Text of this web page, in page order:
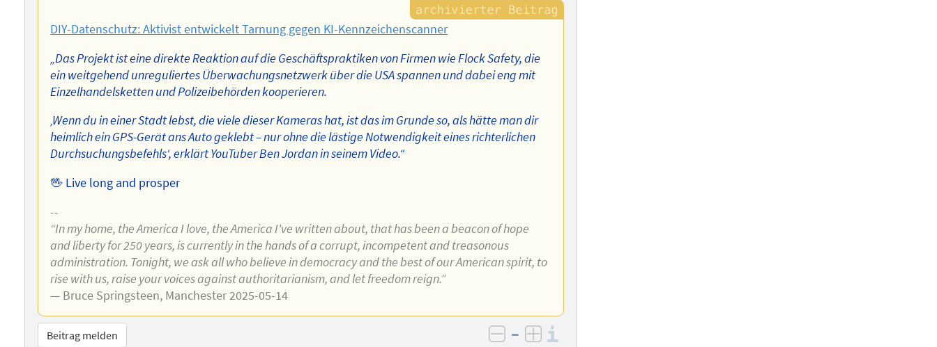
DIY-Datenschutz: Aktivist entwickelt Tarnung gegen KI-Kennzeichenscanner
„Das Projekt ist eine direkte Reaktion auf die Geschäftspraktiken von Firmen wie Flock Safety, die
ein weitgehend unreguliertes Überwachungsnetzwerk über die USA spannen und dabei eng mit
Einzelhandelsketten und Polizeibehörden kooperieren.
‚Wenn du in einer Stadt lebst, die viele dieser Kameras hat, ist das im Grunde so, als hätte man dir
heimlich ein GPS-Gerät ans Auto geklebt – nur ohne die lästige Notwendigkeit eines richterlichen
Durchsuchungsbefehls‘, erklärt YouTuber Ben Jordan in seinem Video.“
🖖 Live long and prosper
--
“In my home, the America I love, the America I've written about, that has been a beacon of hope
and liberty for 250 years, is currently in the hands of a corrupt, incompetent and treasonous
administration. Tonight, we ask all who believe in democracy and the best of our American spirit, to
rise with us, raise your voices against authoritarianism, and let freedom reign.”
— Bruce Springsteen, Manchester 2025-05-14
Beitrag melden negativ bewerten
– positiv bewerten